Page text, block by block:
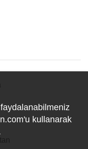
kullanarak